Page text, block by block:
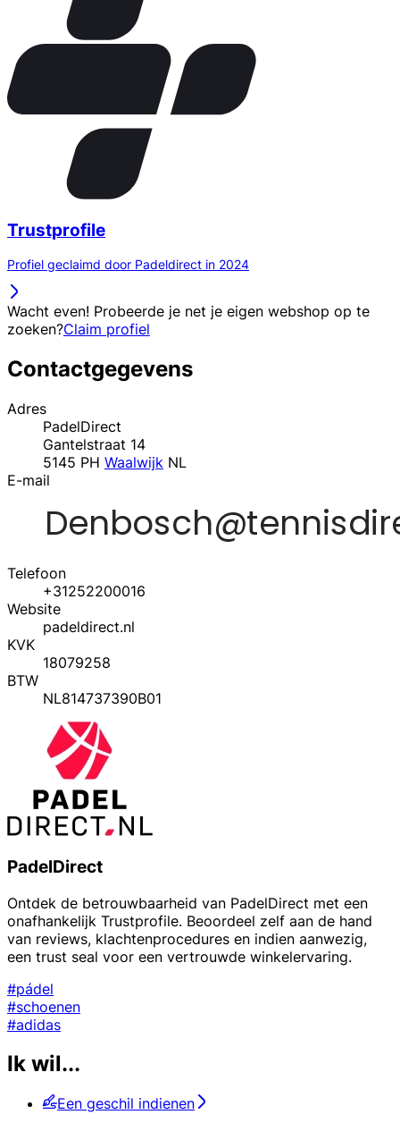
Trustprofile
Profiel geclaimd door Padeldirect in 2024
Wacht even! Probeerde je net je eigen webshop op te
zoeken?Claim profiel
Contactgegevens
Adres
PadelDirect
Gantelstraat 14
5145 PH Waalwijk NL
E-mail
Telefoon
+31252200016
Website
padeldirect.nl
KVK
18079258
BTW
NL814737390B01
PadelDirect
Ontdek de betrouwbaarheid van PadelDirect met een
onafhankelijk Trustprofile. Beoordeel zelf aan de hand
van reviews, klachtenprocedures en indien aanwezig,
een trust seal voor een vertrouwde winkelervaring.
#pádel
#schoenen
#adidas
Ik wil...
Een geschil indienen